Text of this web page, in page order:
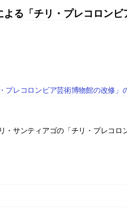
る「チリ・プレコロンビ
レコロンビア芸術博物館の改修」
・サンティアゴの「チリ・プレコロ